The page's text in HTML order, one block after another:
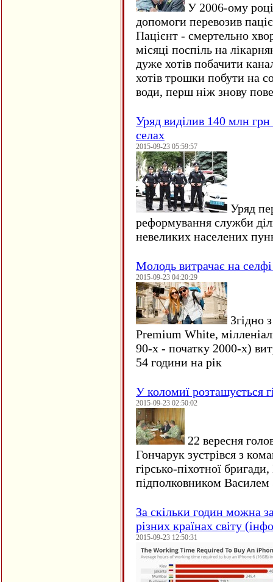
У 2006-ому
допомоги перевозив
Пацієнт - смертельно
місяці поспіль на
дуже хотів побачити
хотів трошки побути на
води, перш ніж знову
Уряд виділив 140 млн
селах
2015-09-23 05:59:57
Уряд
реформування служби
невеликих населених
Молодь витрачає на
2015-09-23 04:20:29
Згідно
Premium White,
90-х - початку 2000-х)
54 години на рік
У коломиї розташується
2015-09-23 02:50:02
22 вересня
Гончарук зустрівся з
гірсько-піхотної
підполковником
За скільки годин можна
різних країнах світу
2015-09-23 12:50:31